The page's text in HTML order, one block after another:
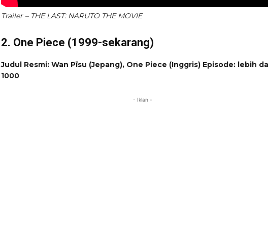
Trailer – THE LAST: NARUTO THE MOVIE
2. One Piece (1999-sekarang)
Judul Resmi: Wan Pīsu (Jepang), One Piece (Inggris) Episode: lebih
1000
- Iklan -